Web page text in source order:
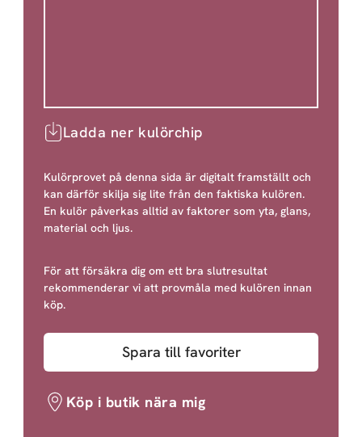
Ladda ner kulörchip
Kulörprovet på denna sida är digitalt framställt och
kan därför skilja sig lite från den faktiska kulören.
En kulör påverkas alltid av faktorer som yta, glans,
material och ljus.
För att försäkra dig om ett bra slutresultat
rekommenderar vi att provmåla med kulören innan
köp.
Spara till favoriter
Köp i butik nära mig